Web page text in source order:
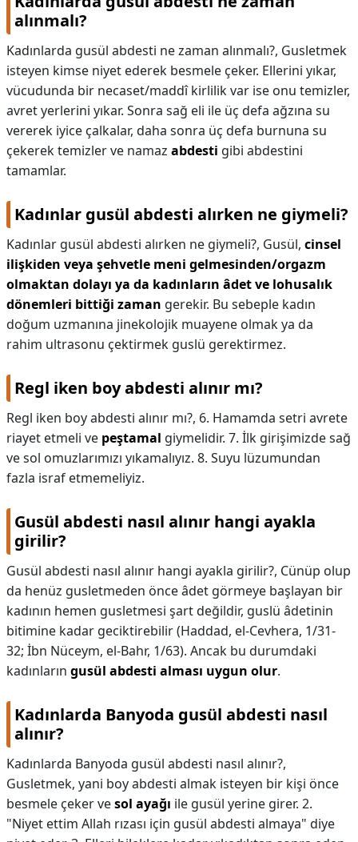
alınmalı?
Kadınlarda gusül abdesti ne zaman alınmalı?, Gusletmek
isteyen kimse niyet ederek besmele çeker. Ellerini yıkar,
vücudunda bir necaset/maddî kirlilik var ise onu temizler,
avret yerlerini yıkar. Sonra sağ eli ile üç defa ağzına su
vererek iyice çalkalar, daha sonra üç defa burnuna su
çekerek temizler ve namaz abdesti gibi abdestini
tamamlar.
Kadınlar gusül abdesti alırken ne giymeli?
Kadınlar gusül abdesti alırken ne giymeli?, Gusül, cinsel
ilişkiden veya şehvetle meni gelmesinden/orgazm
olmaktan dolayı ya da kadınların âdet ve lohusalık
dönemleri bittiği zaman gerekir. Bu sebeple kadın
doğum uzmanına jinekolojik muayene olmak ya da
rahim ultrasonu çektirmek guslü gerektirmez.
Regl iken boy abdesti alınır mı?
Regl iken boy abdesti alınır mı?, 6. Hamamda setri avrete
riayet etmeli ve peştamal giymelidir. 7. İlk girişimizde sağ
ve sol omuzlarımızı yıkamalıyız. 8. Suyu lüzumundan
fazla israf etmemeliyiz.
Gusül abdesti nasıl alınır hangi ayakla
girilir?
Gusül abdesti nasıl alınır hangi ayakla girilir?, Cünüp olup
da henüz gusletmeden önce âdet görmeye başlayan bir
kadının hemen gusletmesi şart değildir, guslü âdetinin
bitimine kadar geciktirebilir (Haddad, el-Cevhera, 1/31-
32; İbn Nüceym, el-Bahr, 1/63). Ancak bu durumdaki
kadınların gusül abdesti alması uygun olur.
Kadınlarda Banyoda gusül abdesti nasıl
alınır?
Kadınlarda Banyoda gusül abdesti nasıl alınır?,
Gusletmek, yani boy abdesti almak isteyen bir kişi önce
besmele çeker vesol ayağı ile gusül yerine girer. 2.
"Niyet ettim Allah rızası için gusül abdesti almaya" diye